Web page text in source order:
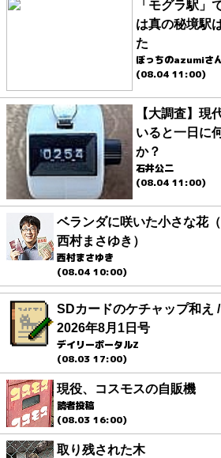
「モグラ駅
は真の秘境駅
た
ぼっちのazumiさ
(08.04 11:00)
【大調査】現
いると一日に
か？
石井公二
(08.04 11:00)
ベランダに咲いた小さな花
西村まさゆき）
西村まさゆき
(08.04 10:00)
SDカードのケチャップ和え
2026年8月1日号
デイリーポータルZ
(08.03 17:00)
現役、コスモスの自販機
読者投稿
(08.03 16:00)
取り残された木